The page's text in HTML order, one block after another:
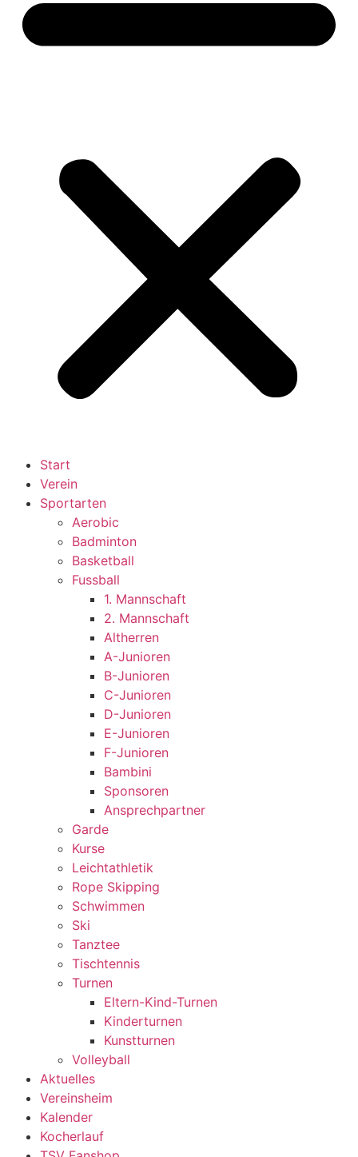
Start
Verein
Sportarten
Aerobic
Badminton
Basketball
Fussball
1. Mannschaft
2. Mannschaft
Altherren
A-Junioren
B-Junioren
C-Junioren
D-Junioren
E-Junioren
F-Junioren
Bambini
Sponsoren
Ansprechpartner
Garde
Kurse
Leichtathletik
Rope Skipping
Schwimmen
Ski
Tanztee
Tischtennis
Turnen
Eltern-Kind-Turnen
Kinderturnen
Kunstturnen
Volleyball
Aktuelles
Vereinsheim
Kalender
Kocherlauf